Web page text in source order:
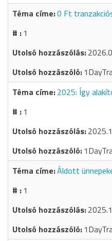
0 Ft
1
2025: Így
1
Áldott
1